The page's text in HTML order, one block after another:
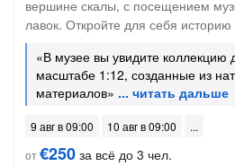
вершине скалы, с посещением
лавок. Откройте для себя историю
«В музее вы увидите коллекцию
масштабе 1:12, созданные из
материалов»
9 авг в 09:00
10 авг в 09:00
от€250 за всё до 3 чел.